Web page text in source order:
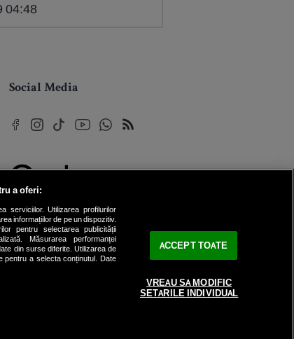
04:48
Social Media
Toate drepturile rezervate
a oferi:
serviciilor. Utilizarea profilurilor
informațiilor de pe un dispozitiv.
pentru selectarea publicității
Măsurarea performanței
din surse diferite. Utilizarea de
pentru a selecta conținutul. Date
ACCEPT TOATE
VREAU SA MODIFIC
SETARILE INDIVIDUAL